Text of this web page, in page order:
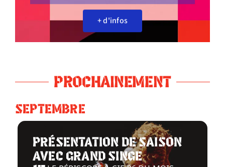
+ d'infos
PROCHAINEMENT
SEPTEMBRE
PRÉSENTATION DE SAISON
AVEC GRAND SINGE